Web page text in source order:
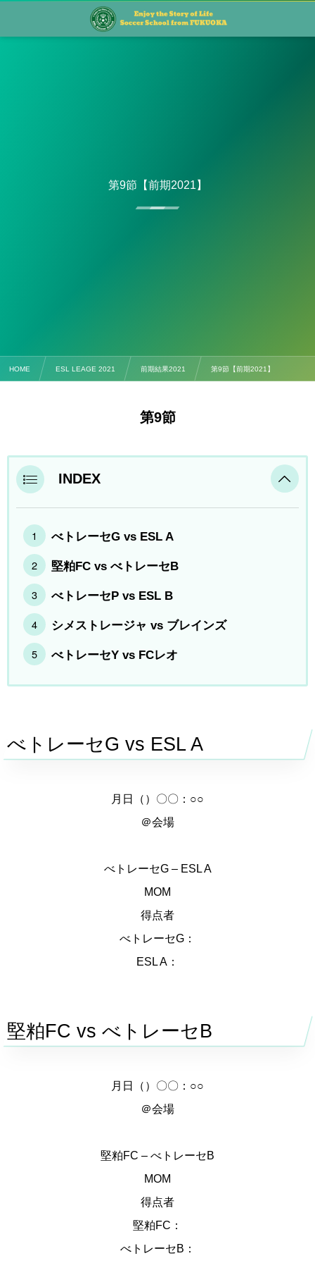
第9節【前期2021】
HOME ESL LEAGE 2021 前期結果2021 第9節【前期2021】
第9節
INDEX
べトレーセG vs ESL A
堅粕FC vs べトレーセB
べトレーセP vs ESL B
シメストレージャ vs ブレインズ
べトレーセY vs FCレオ
べトレーセG vs ESL A
月日（）〇〇：○○
＠会場
べトレーセG – ESL A
MOM
得点者
べトレーセG：
ESL A：
堅粕FC vs べトレーセB
月日（）〇〇：○○
＠会場
堅粕FC – べトレーセB
MOM
得点者
堅粕FC：
べトレーセB：